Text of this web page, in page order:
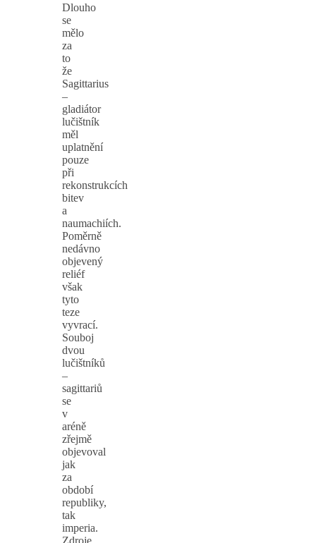
Dlouho
se
mělo
za
to
že
Sagittarius
–
gladiátor
lučištník
měl
uplatnění
pouze
při
rekonstrukcích
bitev
a
naumachiích.
Poměrně
nedávno
objevený
reliéf
však
tyto
teze
vyvrací.
Souboj
dvou
lučištníků
–
sagittariů
se
v
aréně
zřejmě
objevoval
jak
za
období
republiky,
tak
imperia.
Zdroje